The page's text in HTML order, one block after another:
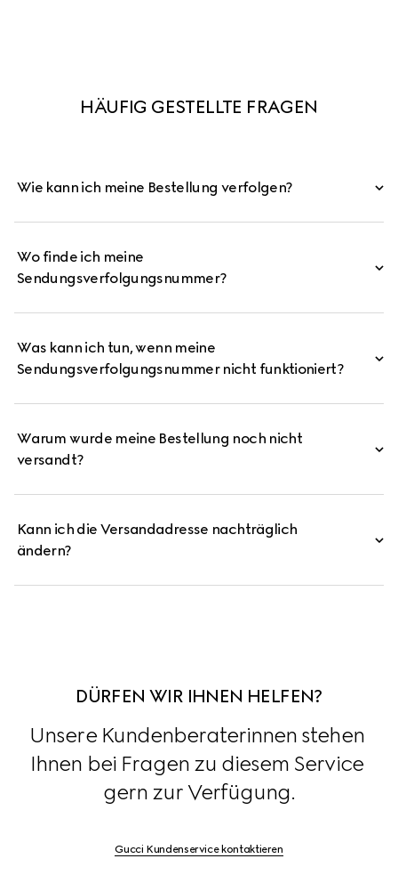
HÄUFIG GESTELLTE FRAGEN
Wie kann ich meine Bestellung verfolgen?
Wo finde ich meine
Sendungsverfolgungsnummer?
Was kann ich tun, wenn meine
Sendungsverfolgungsnummer nicht funktioniert?
Warum wurde meine Bestellung noch nicht
versandt?
Kann ich die Versandadresse nachträglich
ändern?
DÜRFEN WIR IHNEN HELFEN?
Unsere Kundenberaterinnen stehen
Ihnen bei Fragen zu diesem Service
gern zur Verfügung.
Gucci Kundenservice kontaktieren